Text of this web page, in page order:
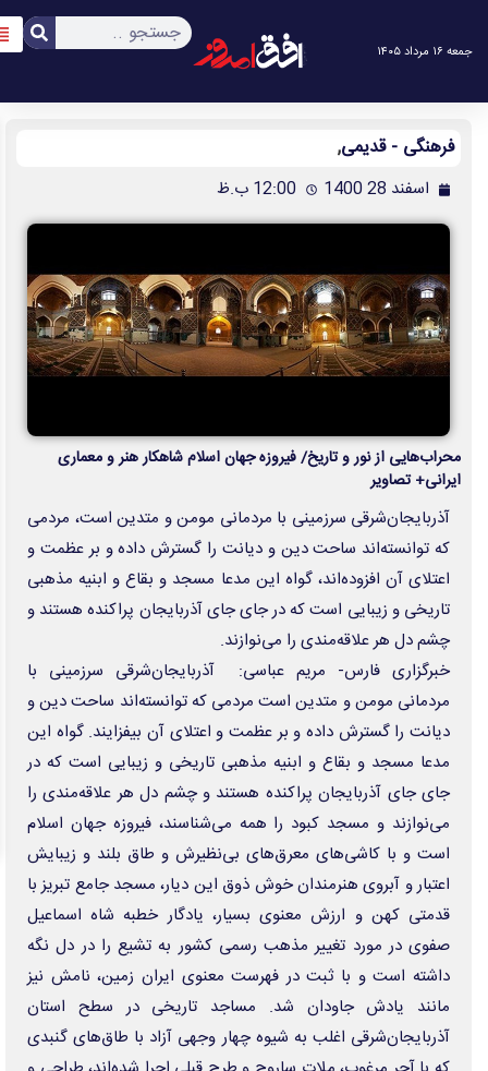
آخرین اخبار
تولیدکنندگان نوشت‌افزار در برزخ میان حضوری یا مجازی شدن مدارس
اجرای «کافه نادری» در تالار حافظ/ «بیضایی‌خوانی» به «اژدهاک» رسید
تبادل‌نظر اعضای بریکس درباره نوآوری‌ها در حوزه خدمات آماری
کاهش آب رودخانه‌های آلمان، ۲۷ شهر ایتالیا در وضعیت هشدار گرما
بیش از ۱۷۰۰ مرگ بر اثر سریع‌ترین شیوع ابولا در جهان
تیراندازی در جنوب شرق فرانسه با ۶ زخمی
اصابت صاعقه در «جارکند» هند ۱۴ کشته برجای گذاشت
انواع فرآورده‌های روغنی با برند «روجا» غیرمجاز است
وزیر بهداشت: توسعه زیرساخت‌های سلامت بوشهر با مشارکت دولت، صنایع و
خیرین شتاب می‌گیرد
آخرین وضعیت پرداخت مطالبات مراکز طرف قرارداد بیمه سلامت در تهران
باشگاه استقلال: پنجره نقل‌وانتقالات بسته است
چیوو: مقابل میلان عجول و پراشتباه بودیم/ نتایج بازی‌های تدارکاتی اهمیت
ندارد
امید عالیشاه به گل‌گهر پیوست
استاندار آذربایجان شرقی: توسعه پایدار محصول نهادهای پایدار است، نه افراد
توانمند
ورود حیوانات خانگی به رستوران‌ها و مراکز عرضه غذا تخلف بهداشتی است
چرا تابستان فصل محبوب میکروب‌هاست؟
وب گردی
دانش پیام
آوای اقتصاد
مزایده و مناقصه
Daric